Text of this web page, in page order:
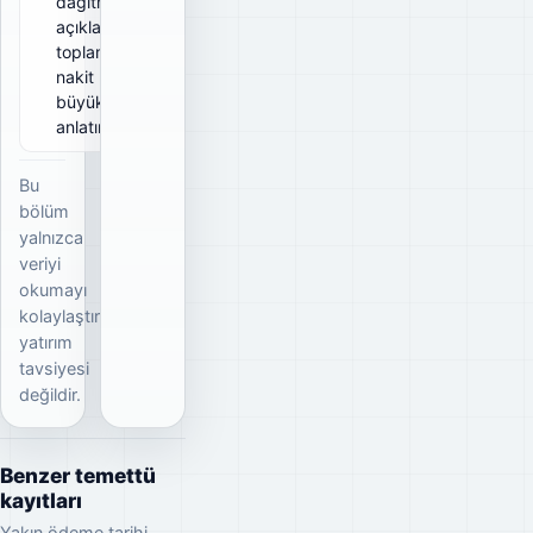
açıkladığı
toplam brüt
nakit
büyüklüğünü
anlatır.
Bu
bölüm
yalnızca
veriyi
okumayı
kolaylaştırır;
yatırım
tavsiyesi
değildir.
Benzer temettü
kayıtları